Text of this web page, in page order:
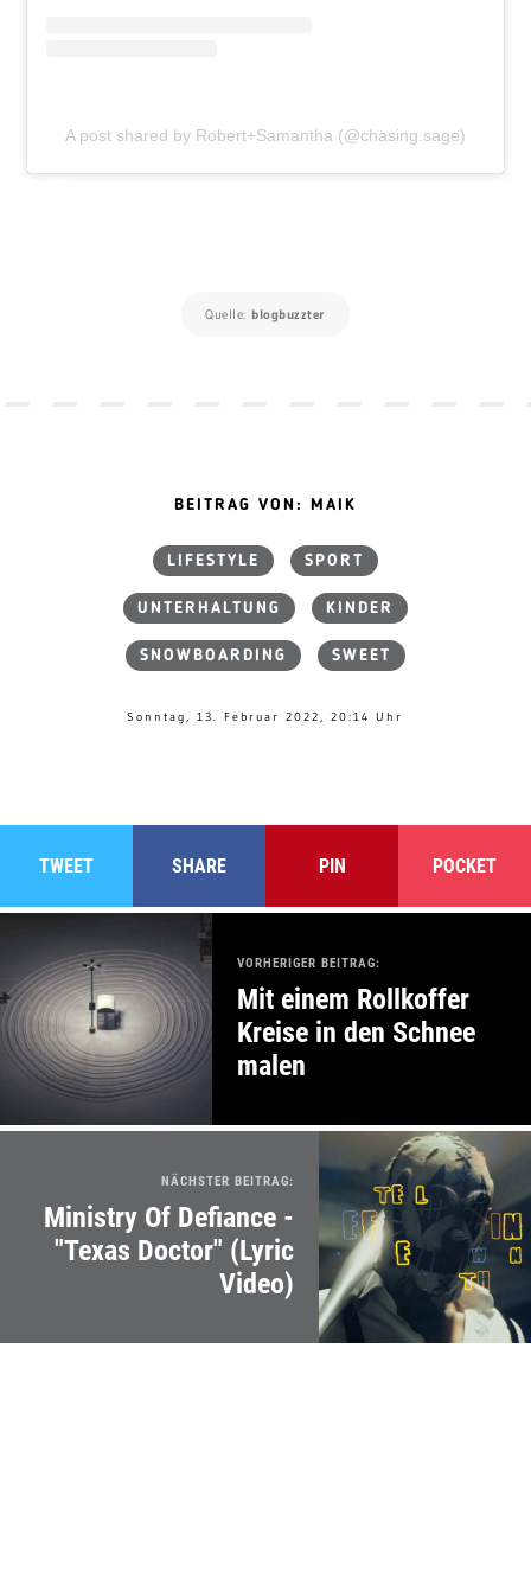
A post shared by Robert+Samantha (@chasing.sage)
Quelle: blogbuzzter
BEITRAG VON: MAIK
LIFESTYLE SPORT
UNTERHALTUNG KINDER
SNOWBOARDING SWEET
Sonntag, 13. Februar 2022, 20:14 Uhr
TWEET SHARE PIN POCKET
VORHERIGER BEITRAG:
Mit einem Rollkoffer
Kreise in den Schnee
malen
NÄCHSTER BEITRAG:
Ministry Of Defiance -
"Texas Doctor" (Lyric
Video)